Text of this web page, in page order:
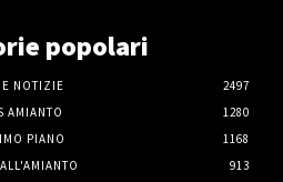
popolari
NOTIZIE
2497
AMIANTO
1280
PIANO
1168
913